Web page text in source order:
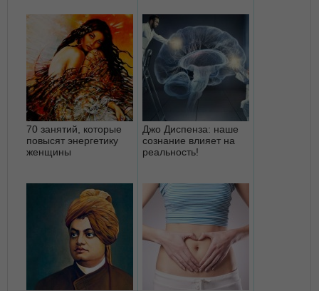
70 занятий, которые
повысят энергетику
женщины
Джо Диспенза: наше
сознание влияет на
реальность!